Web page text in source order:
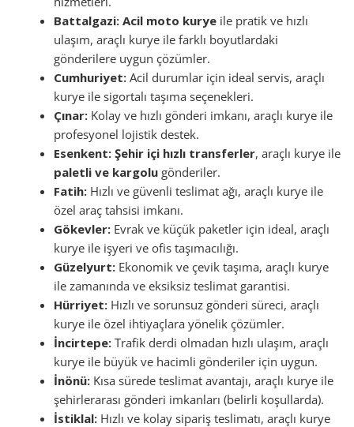
Battalgazi: Acil moto kurye ile pratik ve hızlı
ulaşım, araçlı kurye ile farklı boyutlardaki
gönderilere uygun çözümler.
Cumhuriyet: Acil durumlar için ideal servis, araçlı
kurye ile sigortalı taşıma seçenekleri.
Çınar: Kolay ve hızlı gönderi imkanı, araçlı kurye ile
profesyonel lojistik destek.
Esenkent: Şehir içi hızlı transferler, araçlı kurye ile
paletli ve kargolu gönderiler.
Fatih: Hızlı ve güvenli teslimat ağı, araçlı kurye ile
özel araç tahsisi imkanı.
Gökevler: Evrak ve küçük paketler için ideal, araçlı
kurye ile işyeri ve ofis taşımacılığı.
Güzelyurt: Ekonomik ve çevik taşıma, araçlı kurye
ile zamanında ve eksiksiz teslimat garantisi.
Hürriyet: Hızlı ve sorunsuz gönderi süreci, araçlı
kurye ile özel ihtiyaçlara yönelik çözümler.
İncirtepe: Trafik derdi olmadan hızlı ulaşım, araçlı
kurye ile büyük ve hacimli gönderiler için uygun.
İnönü: Kısa sürede teslimat avantajı, araçlı kurye ile
şehirlerarası gönderi imkanları (belirli koşullarda).
İstiklal: Hızlı ve kolay sipariş teslimatı, araçlı kurye